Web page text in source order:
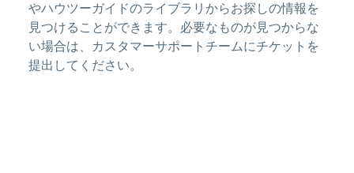
やハウツーガイドのライブラリからお探しの情報を
見つけることができます。必要なものが見つからな
い場合は、カスタマーサポートチームにチケットを
提出してください。